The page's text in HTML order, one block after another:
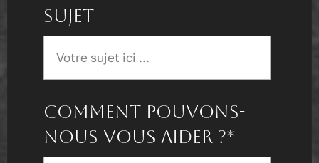
Sujet
Comment pouvons-
nous vous aider ?*